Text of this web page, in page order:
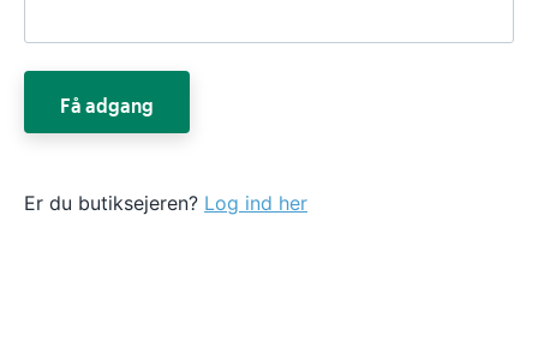
Få adgang
Er du butiksejeren? Log ind her